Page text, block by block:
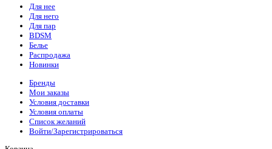
Для нее
Для него
Для пар
BDSM
Белье
Распродажа
Новинки
Бренды
Мои заказы
Условия доставки
Условия оплаты
Список желаний
Войти/Зарегистрироваться